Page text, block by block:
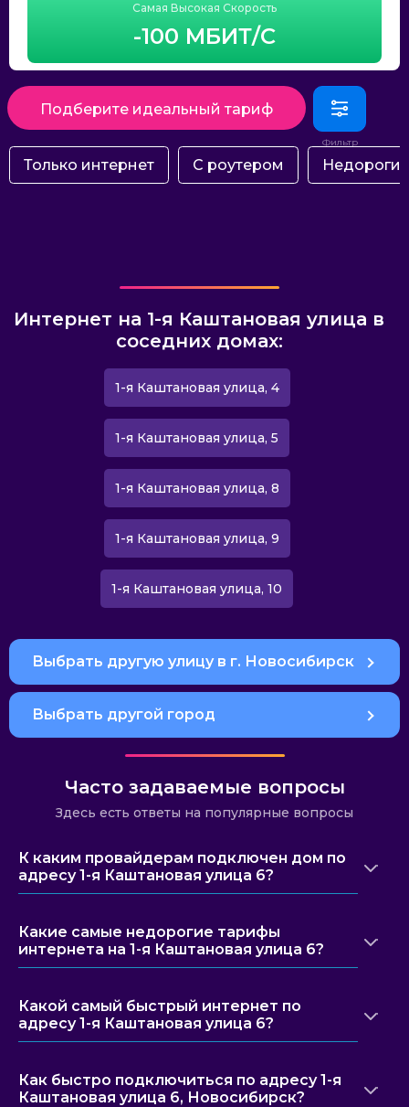
Самая Высокая Скорость
-100 МБИТ/С
Подберите идеальный тариф
Только интернет С роутером Недорогие
Интернет на 1-я Каштановая улица в
соседних домах:
1-я Каштановая улица, 4
1-я Каштановая улица, 5
1-я Каштановая улица, 8
1-я Каштановая улица, 9
1-я Каштановая улица, 10
Выбрать другую улицу в г. Новосибирск
Выбрать другой город
Часто задаваемые вопросы
Здесь есть ответы на популярные вопросы
К каким провайдерам подключен дом по
адресу 1-я Каштановая улица 6?
Какие самые недорогие тарифы
интернета на 1-я Каштановая улица 6?
Какой самый быстрый интернет по
адресу 1-я Каштановая улица 6?
Как быстро подключиться по адресу 1-я
Каштановая улица 6, Новосибирск?